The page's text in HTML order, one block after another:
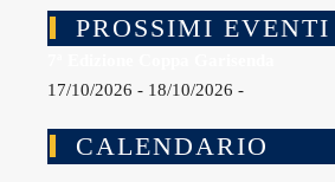
PROSSIMI EVENTI
17/10/2026 - 18/10/2026 -
CALENDARIO